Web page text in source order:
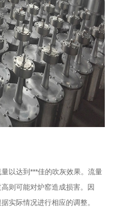
达到***佳的吹灰效果。流量
则可能对炉窑造成损害。因
实际情况进行相应的调整。